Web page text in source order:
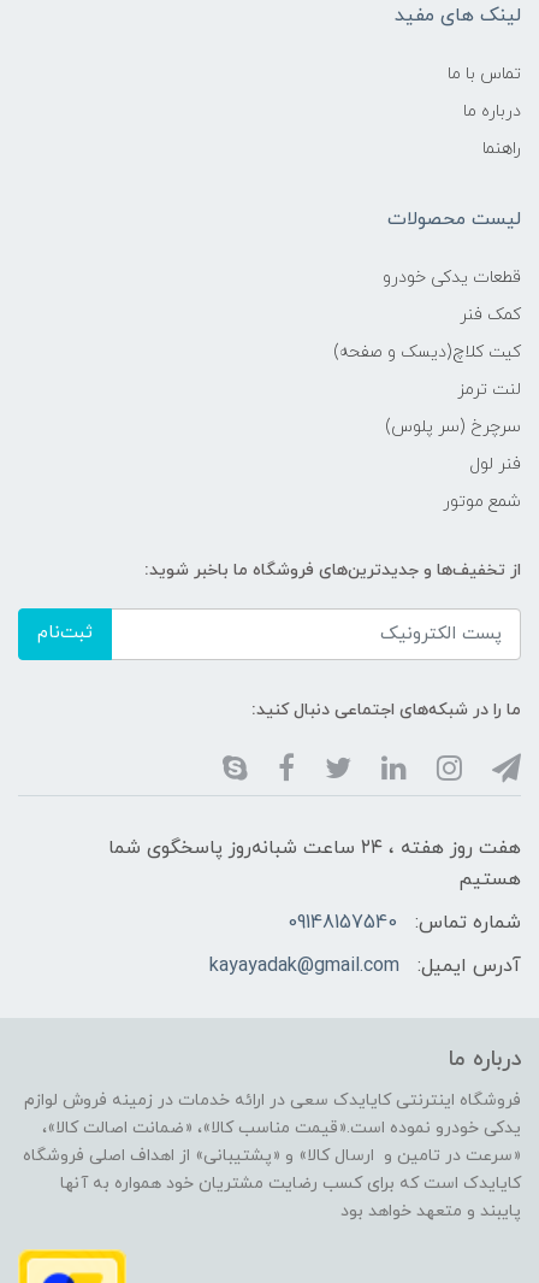
لینک های مفید
تماس با ما
درباره ما
راهنما
لیست محصولات
قطعات یدکی خودرو
کمک فنر
کیت کلاچ(دیسک و صفحه)
لنت ترمز
سرچرخ (سر پلوس)
فنر لول
شمع موتور
از تخفیف‌ها و جدیدترین‌های فروشگاه ما باخبر شوید:
ثبت‌نام
ما را در شبکه‌های اجتماعی دنبال کنید:
هفت روز هفته ، ۲۴ ساعت شبانه‌روز پاسخگوی شما
هستیم
شماره تماس:
09148157540
آدرس ایمیل:
kayayadak@gmail.com
درباره ما
فروشگاه اینترنتی کایایدک سعی در ارائه خدمات در زمینه فروش لوازم
یدکی خودرو نموده است.«قیمت مناسب کالا»، «ضمانت اصالت کالا»،
«سرعت در تامین و ارسال کالا» و «پشتیبانی» از اهداف اصلی فروشگاه
کایایدک است که برای کسب رضایت مشتریان خود همواره به آنها
پایبند و متعهد خواهد بود